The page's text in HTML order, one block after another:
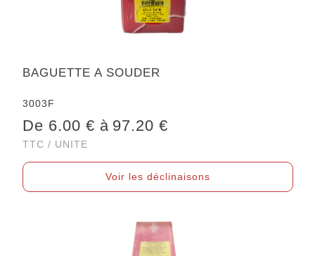
BAGUETTE A SOUDER
3003F
De 6.00 € à 97.20 €
TTC / UNITE
Voir les déclinaisons